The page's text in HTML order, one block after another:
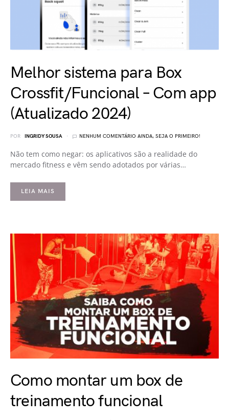
Melhor sistema para Box
Crossfit/Funcional – Com app
(Atualizado 2024)
POR INGRIDY SOUSA NENHUM COMENTÁRIO AINDA, SEJA O PRIMEIRO!
Não tem como negar: os aplicativos são a realidade do
mercado fitness e vêm sendo adotados por várias…
LEIA MAIS
Como montar um box de
treinamento funcional